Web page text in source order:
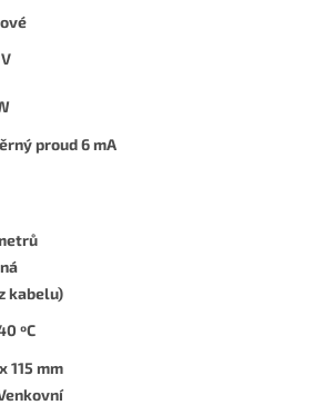
proud 6 mA
kabelu)
ºC
115 mm